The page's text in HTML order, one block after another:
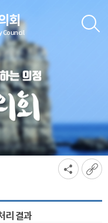
회
Council
리 결과